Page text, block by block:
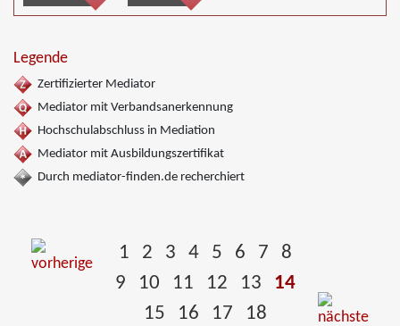
Legende
Zertifizierter Mediator
Mediator mit Verbandsanerkennung
Hochschulabschluss in Mediation
Mediator mit Ausbildungszertifikat
Durch mediator-finden.de recherchiert
1 2 3 4 5 6 7
8
9
10 11 12 13
14
15
16 17 18